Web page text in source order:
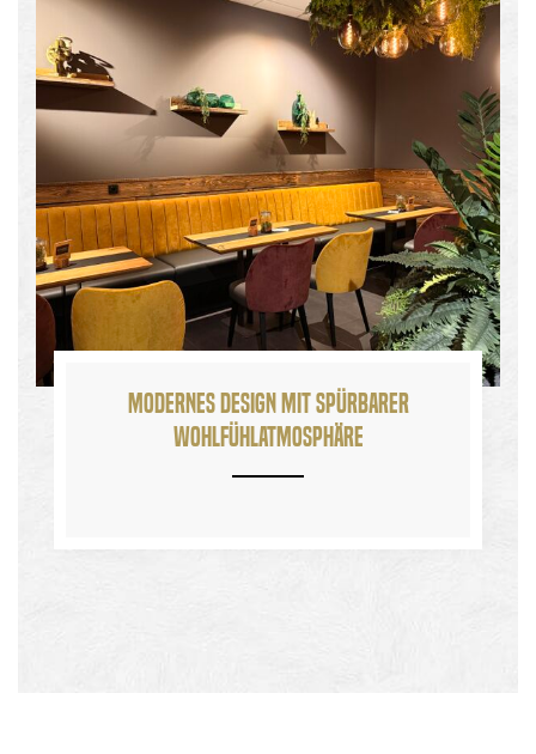
Modernes Design mit spürbarer
Wohlfühlatmosphäre